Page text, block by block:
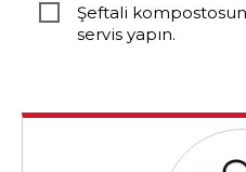
Şeftali
servis yapın.